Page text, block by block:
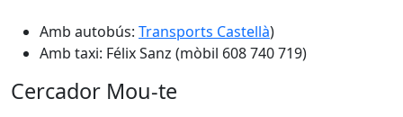
Amb autobús: Transports Castellà)
Amb taxi: Félix Sanz (mòbil 608 740 719)
Cercador Mou-te